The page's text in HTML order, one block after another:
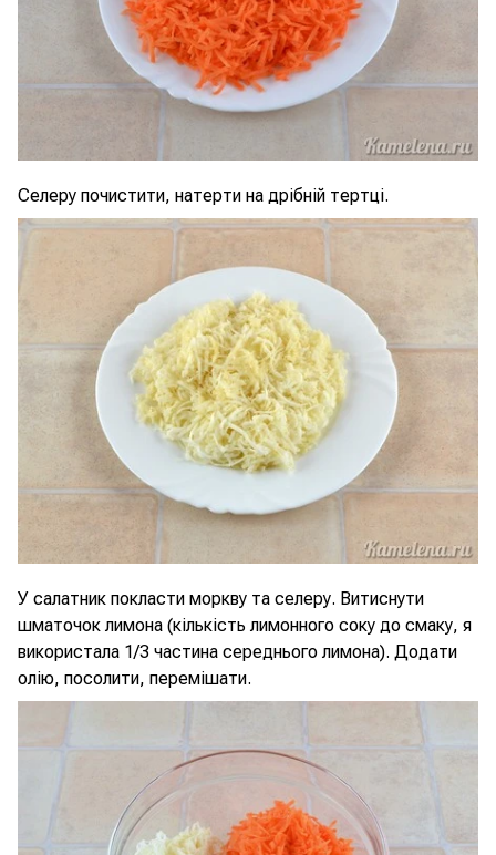
Селеру почистити, натерти на дрібній тертці.
У салатник покласти моркву та селеру. Витиснути
шматочок лимона (кількість лимонного соку до смаку, я
використала 1/3 частина середнього лимона). Додати
олію, посолити, перемішати.